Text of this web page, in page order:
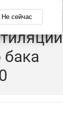
Не сейчас
бака